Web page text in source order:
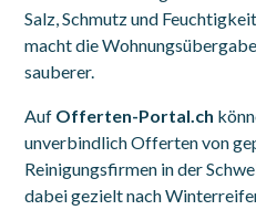
Salz, Schmutz und
macht die
sauberer.
Auf Offerten-Portal.ch
unverbindlich Offerten von
Reinigungsfirmen in der
dabei gezielt nach